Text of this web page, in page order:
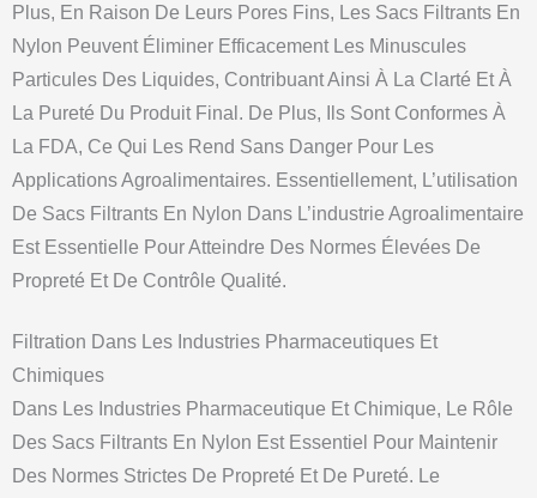
Plus, En Raison De Leurs Pores Fins, Les Sacs Filtrants En
Nylon Peuvent Éliminer Efficacement Les Minuscules
Particules Des Liquides, Contribuant Ainsi À La Clarté Et À
La Pureté Du Produit Final. De Plus, Ils Sont Conformes À
La FDA, Ce Qui Les Rend Sans Danger Pour Les
Applications Agroalimentaires. Essentiellement, L’utilisation
De Sacs Filtrants En Nylon Dans L’industrie Agroalimentaire
Est Essentielle Pour Atteindre Des Normes Élevées De
Propreté Et De Contrôle Qualité.
Filtration Dans Les Industries Pharmaceutiques Et
Chimiques
Dans Les Industries Pharmaceutique Et Chimique, Le Rôle
Des Sacs Filtrants En Nylon Est Essentiel Pour Maintenir
Des Normes Strictes De Propreté Et De Pureté. Le